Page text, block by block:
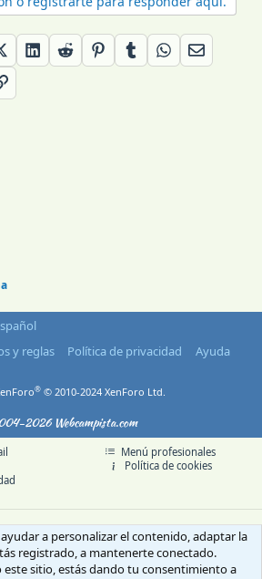
y reglas Política de privacidad
Ayuda
® © 2010-2024 XenForo Ltd.
2026 Webcampista.com
Menú profesionales
Política de cookies
a personalizar el contenido, adaptar la
registrado, a mantenerte conectado.
sitio, estás dando tu consentimiento a